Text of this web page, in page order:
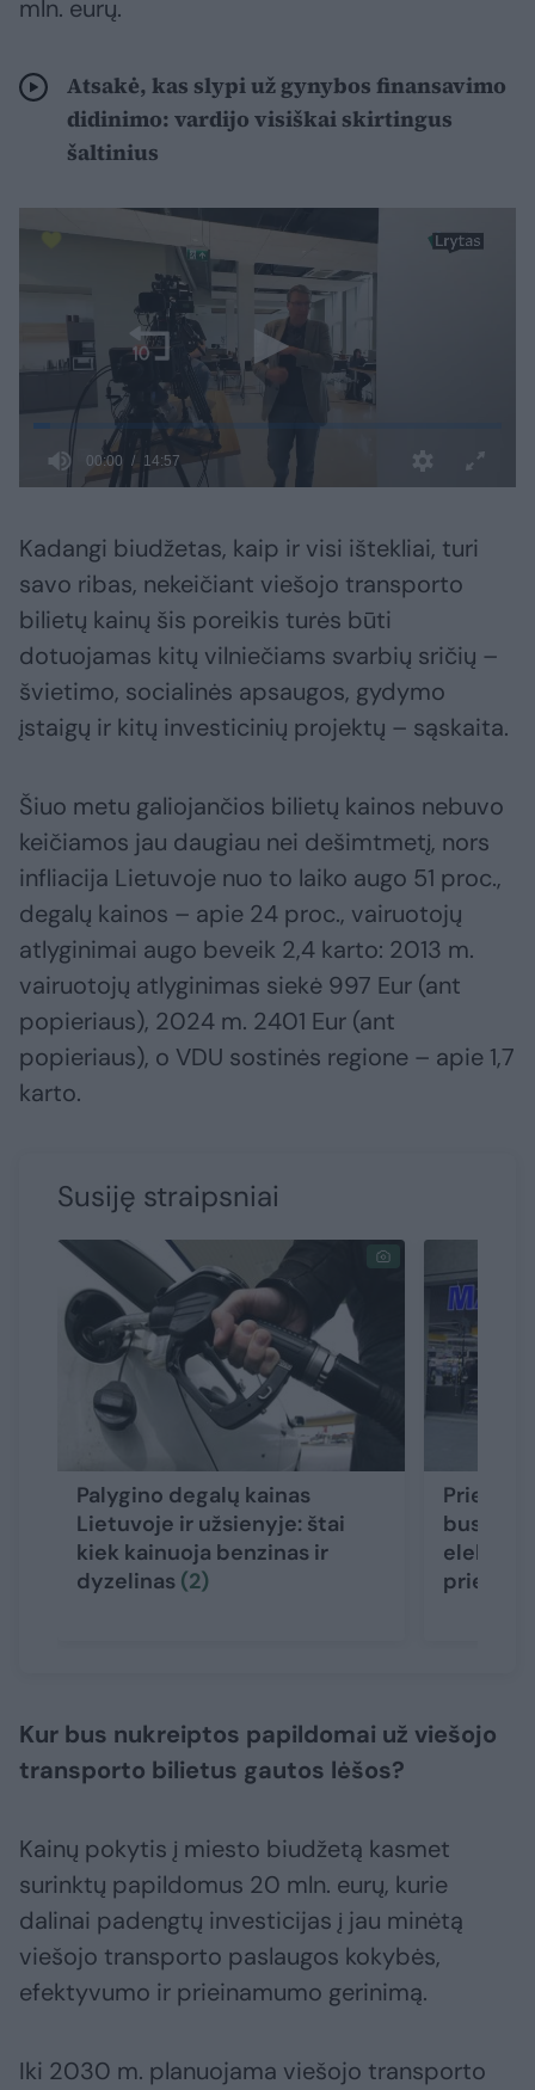
mln. eurų.
Atsakė, kas slypi už gynybos finansavimo
didinimo: vardijo visiškai skirtingus
šaltinius
Kadangi biudžetas, kaip ir visi ištekliai, turi
savo ribas, nekeičiant viešojo transporto
bilietų kainų šis poreikis turės būti
dotuojamas kitų vilniečiams svarbių sričių –
švietimo, socialinės apsaugos, gydymo
įstaigų ir kitų investicinių projektų – sąskaita.
Šiuo metu galiojančios bilietų kainos nebuvo
keičiamos jau daugiau nei dešimtmetį, nors
infliacija Lietuvoje nuo to laiko augo 51 proc.,
degalų kainos – apie 24 proc., vairuotojų
atlyginimai augo beveik 2,4 karto: 2013 m.
vairuotojų atlyginimas siekė 997 Eur (ant
popieriaus), 2024 m. 2401 Eur (ant
popieriaus), o VDU sostinės regione – apie 1,7
karto.
Susiję straipsniai
Palygino degalų kainas
Lietuvoje ir užsienyje: štai
kiek kainuoja benzinas ir
dyzelinas (2)
Prie
bus
prieigų
Kur bus nukreiptos papildomai už viešojo
transporto bilietus gautos lėšos?
Kainų pokytis į miesto biudžetą kasmet
surinktų papildomus 20 mln. eurų, kurie
dalinai padengtų investicijas į jau minėtą
viešojo transporto paslaugos kokybės,
efektyvumo ir prieinamumo gerinimą.
Iki 2030 m. planuojama viešojo transporto